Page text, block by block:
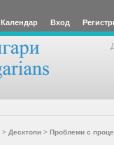
Календар Вход
> Десктопи> Проблеми с